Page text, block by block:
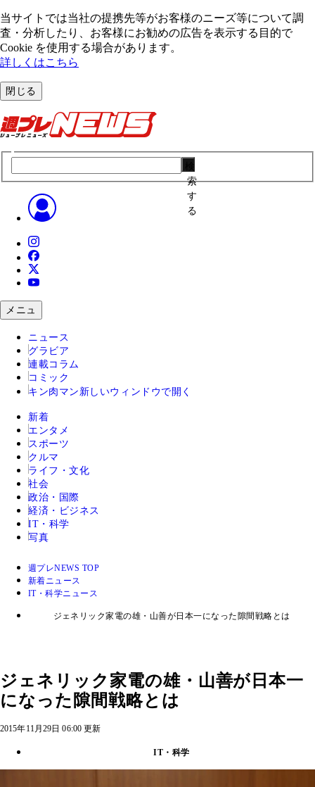
当サイトでは当社の提携先等がお客様のニーズ等について調
査・分析したり、お客様にお勧めの広告を表⽰する⽬的で
Cookie を使⽤する場合があります。
詳しくはこちら
閉じる
索
す
る
メニュ
ニュース
グラビア
連載コラム
コミック
キン肉マン 新しいウィンドウで開く
新着
エンタメ
スポーツ
クルマ
ライフ・文化
社会
政治・国際
経済・ビジネス
IT・科学
写真
週プレNEWS TOP
新着ニュース
IT・科学ニュース
ジェネリック家電の雄・山善が日本一になった隙間戦略とは
ジェネリック家電の雄・山善が日本一
になった隙間戦略とは
2015年11月29日 06:00 更新
IT・科学